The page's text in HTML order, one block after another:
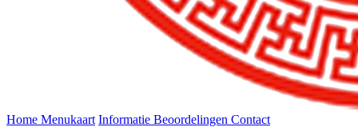
Home (huidige)
Menukaart Informatie Beoordelingen Contact